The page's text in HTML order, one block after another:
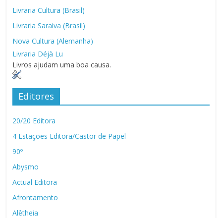
Livraria Cultura (Brasil)
Livraria Saraiva (Brasil)
Nova Cultura (Alemanha)
Livraria Déjà Lu
Livros ajudam uma boa causa.
Editores
20/20 Editora
4 Estações Editora/Castor de Papel
90º
Abysmo
Actual Editora
Afrontamento
Alêtheia